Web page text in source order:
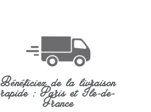
Bénéficiez de la livraison
rapide : Paris et Île-de-
France